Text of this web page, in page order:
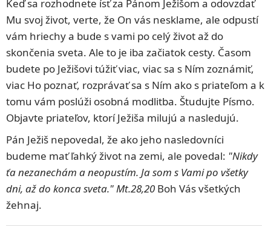
Keď sa rozhodnete ísť za Pánom Ježišom a odovzdať
Mu svoj život, verte, že On vás nesklame, ale odpustí
vám hriechy a bude s vami po celý život až do
skončenia sveta. Ale to je iba začiatok cesty. Časom
budete po Ježišovi túžiť viac, viac sa s Ním zoznámiť,
viac Ho poznať, rozprávať sa s Ním ako s priateľom a k
tomu vám poslúži osobná modlitba. Študujte Písmo.
Objavte priateľov, ktorí Ježiša milujú a nasledujú.
Pán Ježiš nepovedal, že ako jeho nasledovníci
budeme mať ľahký život na zemi, ale povedal: "Nikdy
ťa nezanechám a neopustím. Ja som s Vami po všetky
dni, až do konca sveta." Mt.28,20 Boh Vás všetkých
žehnaj.